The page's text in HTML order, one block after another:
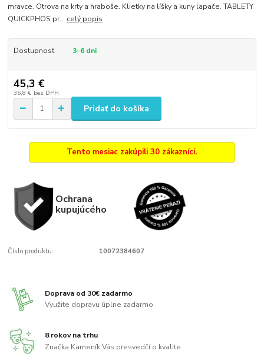
mravce. Otrova na krty a hraboše. Klietky na líšky a kuny lapače. TABLETY
QUICKPHOS pr... celý popis
Dostupnosť 3-6 dni
45,3 €
36,8 € bez DPH
Pridať do košíka
Tento mesiac zakúpili 30 zákazníci.
Ochrana
kupujúcého
Číslo produktu: 10072384607
Doprava od 30€ zadarmo
Využite dopravu úplne zadarmo
8 rokov na trhu
Značka Kameník Vás presvedčí o kvalite